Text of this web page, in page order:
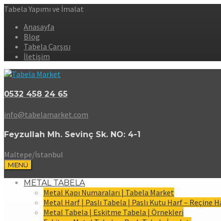
Tabela Yapımı ve İmalat
Anasayfa
Blog
Tabela Çarşısı
İletişim
0532 458 24 65
info@tabelamarket.com
Feyzullah Mh. Sevinç Sk. NO: 4-1
Maltepe/İstanbul
MENÜ
METAL TABELA
Metal Kapı Numaraları | Tabela Market
Metal Harf | Paslı Tabela | Paslı Kutu Harf – Reçine
Metal Tabela | Eskitme Tabela | Örnekleri